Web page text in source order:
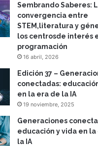
Sembrando Saberes:
convergencia entre
STEM,literatura y
los centrosde interés
programación
16 abril, 2026
Edición 37 –
conectadas:
en la era de la IA
19 noviembre, 2025
Generaciones
educación y vida en la
la IA